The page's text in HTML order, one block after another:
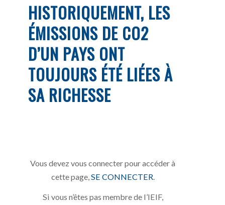
HISTORIQUEMENT, LES
ÉMISSIONS DE CO2
D’UN PAYS ONT
TOUJOURS ÉTÉ LIÉES À
SA RICHESSE
Vous devez vous connecter pour accéder à
cette page, SE CONNECTER
Si vous n’êtes pas membre de l’IEIF,